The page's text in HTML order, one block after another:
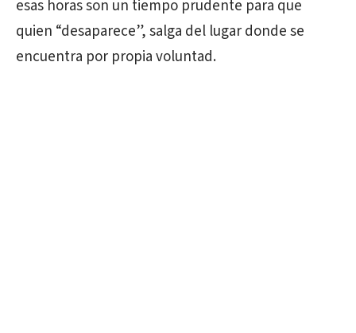
esas horas son un tiempo prudente para que
quien “desaparece”, salga del lugar donde se
encuentra por propia voluntad.